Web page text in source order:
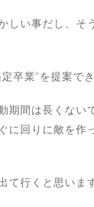
しい事だし、そ
卒業”を提案で
期間は長くない
に回りに敵を作
て行くと思います